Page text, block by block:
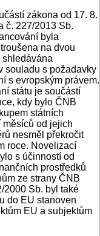
zákona od 17. 8.
č. 227/2013 Sb.
byla
na dvou
shledávána
souladu s požadavky
s evropským právem.
státu je součástí
kdy bylo ČNB
státních
od jejich
nesměl překročit
roce. Novelizací
s účinností od
prostředků
ze strany ČNB
2000 Sb. byl také
do EU stanoven
EU a subjektům